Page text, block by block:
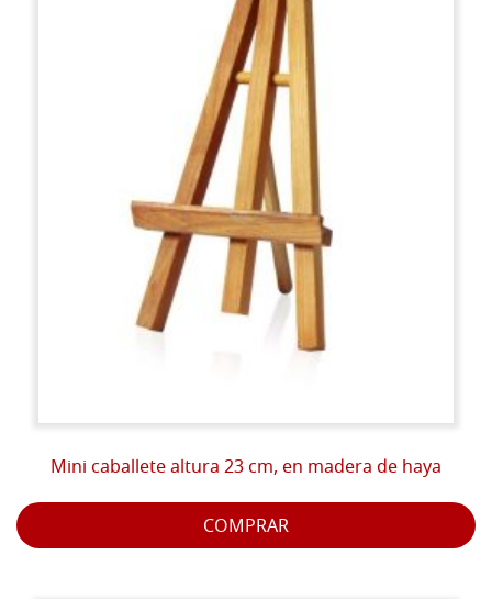
Mini caballete altura 23 cm, en madera de haya
COMPRAR